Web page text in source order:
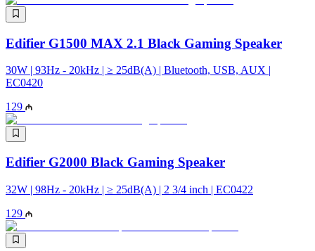
Edifier G1500 MAX 2.1 Black Gaming Speaker
30W | 93Hz - 20kHz | ≥ 25dB(A) | Bluetooth, USB, AUX |
EC0420
129
Edifier G2000 Black Gaming Speaker
32W | 98Hz - 20kHz | ≥ 25dB(A) | 2 3/4 inch | EC0422
129